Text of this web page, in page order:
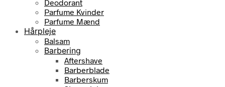
Deodorant
Parfume Kvinder
Parfume Mænd
Hårpleje
Balsam
Barbering
Aftershave
Barberblade
Barberskum